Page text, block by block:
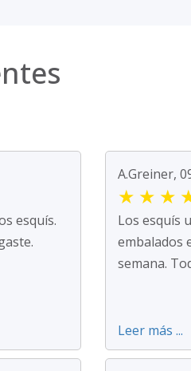
esquís.
A.Greiner,
★ ★ ★
Los esquís
embalados
semana.
Leer más ...